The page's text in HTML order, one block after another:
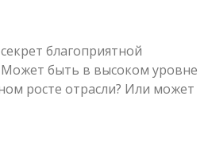
благоприятной
быть в высоком уровне
росте отрасли? Или может